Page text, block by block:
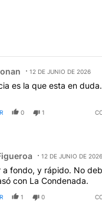
12 DE JUNIO DE 2026
es la que esta en
0 1
12 DE JUNIO DE 2026
a fondo, y rápido. No
con La Condenada.
1 0